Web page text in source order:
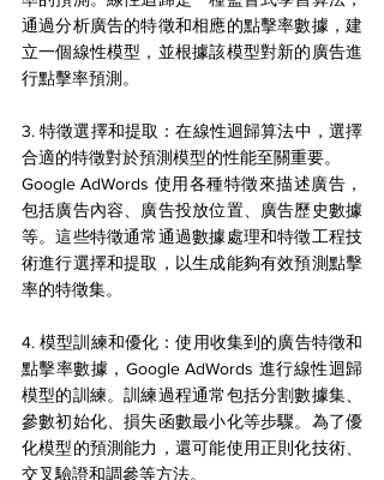
通過分析廣告的特徵和相應的點擊率數據，建
立一個線性模型，並根據該模型對新的廣告進
行點擊率預測。
3. 特徵選擇和提取：在線性迴歸算法中，選擇
合適的特徵對於預測模型的性能至關重要。
Google AdWords 使用各種特徵來描述廣告，
包括廣告內容、廣告投放位置、廣告歷史數據
等。這些特徵通常通過數據處理和特徵工程技
術進行選擇和提取，以生成能夠有效預測點擊
率的特徵集。
4. 模型訓練和優化：使用收集到的廣告特徵和
點擊率數據，Google AdWords 進行線性迴歸
模型的訓練。訓練過程通常包括分割數據集、
參數初始化、損失函數最小化等步驟。為了優
化模型的預測能力，還可能使用正則化技術、
交叉驗證和調參等方法。